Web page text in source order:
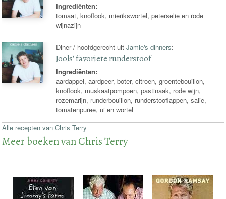
Ingrediënten:
tomaat, knoflook, mierikswortel, peterselie en rode
wijnazijn
Diner / hoofdgerecht uitJamie's dinners:
Jools' favoriete runderstoof
Ingrediënten:
aardappel, aardpeer, boter, citroen, groentebouillon,
knoflook, muskaatpompoen, pastinaak, rode wijn,
rozemarijn, runderbouillon, runderstooflappen, salie,
tomatenpuree, ui en wortel
Alle recepten van Chris Terry
Meer boeken van Chris Terry